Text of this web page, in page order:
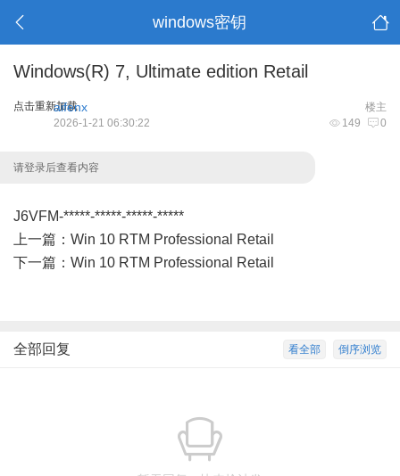
windows密钥
Windows(R) 7, Ultimate edition Retail
点击重新加载 楼主
aifenx
149 0
2026-1-21 06:30:22
请登录后查看内容
J6VFM-*****-*****-*****-*****
上一篇： Win 10 RTM Professional Retail
下一篇： Win 10 RTM Professional Retail
倒序浏览
看全部
全部回复